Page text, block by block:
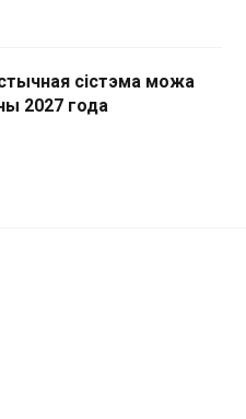
сістэма можа
2027 года